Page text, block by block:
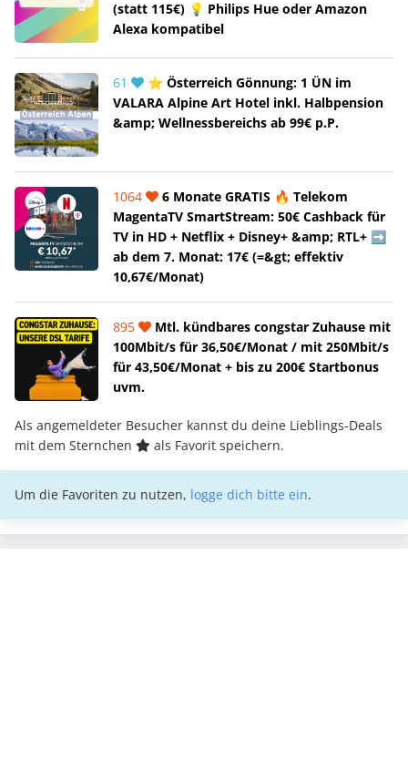
(statt 115€) 💡 Philips Hue oder Amazon
Alexa kompatibel
61
⭐ Österreich Gönnung: 1 ÜN im
VALARA Alpine Art Hotel inkl. Halbpension
&amp; Wellnessbereichs ab 99€ p.P.
1064
6 Monate GRATIS 🔥 Telekom
MagentaTV SmartStream: 50€ Cashback für
TV in HD + Netflix + Disney+ &amp; RTL+ ➡️
ab dem 7. Monat: 17€ (=&gt; effektiv
10,67€/Monat)
895
Mtl. kündbares congstar Zuhause mit
100Mbit/s für 36,50€/Monat / mit 250Mbit/s
für 43,50€/Monat + bis zu 200€ Startbonus
uvm.
Als angemeldeter Besucher kannst du deine Lieblings-Deals
mit dem Sternchen
als Favorit speichern.
Um die Favoriten zu nutzen, logge dich bitte ein.